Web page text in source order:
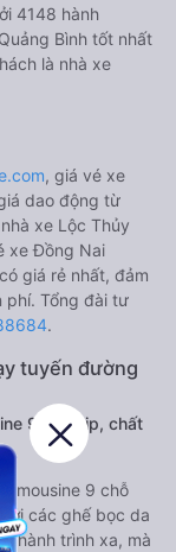
4148 hành
Bình tốt nhất
là nhà xe
, giá vé xe
dao động từ
xe Lộc Thủy
xe Đồng Nai
giá rẻ nhất, đảm
phí. Tổng đài tư
.
tuyến đường
9 chỗ vip, chất
limousine 9 chỗ
các ghế bọc da
hành trình xa, mà